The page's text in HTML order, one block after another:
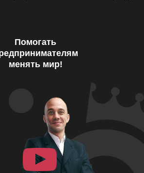
Помогать
менять мир!